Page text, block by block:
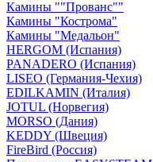
Камины ""Прованс""
Камины "Кострома"
Камины "Медальон"
HERGOM (Испания)
PANADERO (Испания)
LISEO (Германия-Чехия)
EDILKAMIN (Италия)
JOTUL (Норвегия)
MORSO (Дания)
KEDDY (Швеция)
FireBird (Россия)